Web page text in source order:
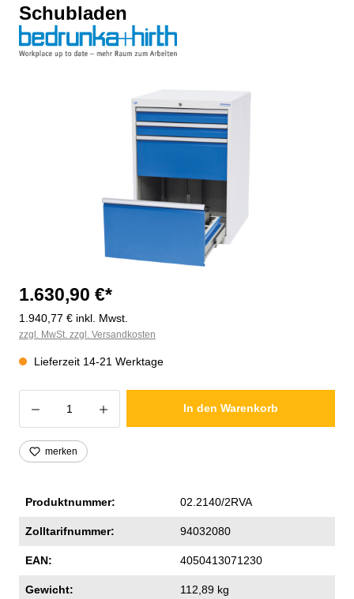
Schubladen
Bildergalerie überspringen
1.630,90 €*
1.940,77 € inkl. Mwst.
zzgl. MwSt. zzgl. Versandkosten
Lieferzeit 14-21 Werktage
Produkt Anzahl: Gib den gewünschten
In den Warenkorb
merken
Produktnummer: 02.2140/2RVA
Zolltarifnummer: 94032080
EAN: 4050413071230
Gewicht: 112,89 kg